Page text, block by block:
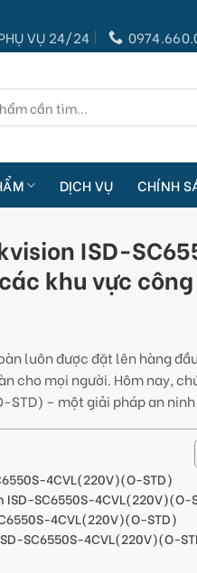
VỤ 24/24
DỊCH VỤ CHÍNH
ISD-
khu vực
luôn được đặt lên hàng
cho mọi người. Hôm nay,
– một giải pháp an
4CVL(220V)(O-STD)
SC6550S-4CVL(220V)(O-
4CVL(220V)(O-STD)
SC6550S-4CVL(220V)(O-